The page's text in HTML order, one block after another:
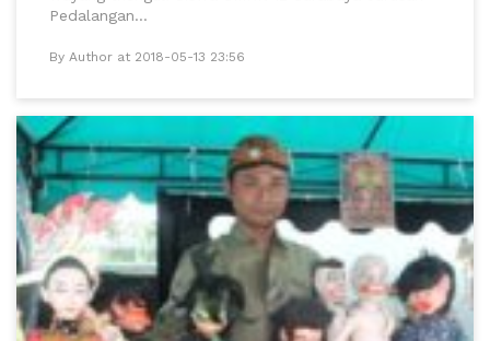
Pedalangan...
By Author at 2018-05-13 23:56